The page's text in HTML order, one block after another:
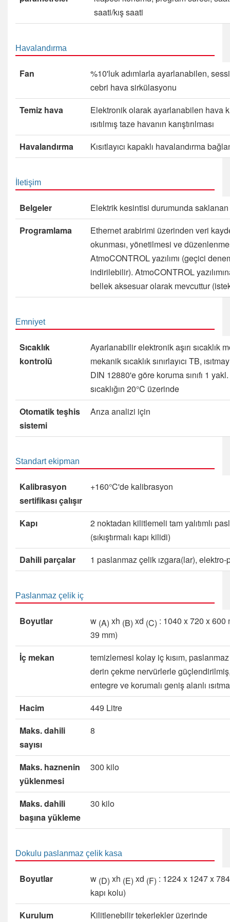
saati/kış saati
Havalandırma
Fan
%10'luk adımlarla ayarlanabilen,
cebri hava sirkülasyonu
Temiz hava
Elektronik olarak ayarlanabilen hava
ısıtılmış taze havanın karıştırılması
Havalandırma
Kısıtlayıcı kapaklı havalandırma
İletişim
Belgeler
Elektrik kesintisi durumunda
Programlama
Ethernet arabirimi üzerinden veri
okunması, yönetilmesi ve
AtmoCONTROL yazılımı (geçici
indirilebilir). AtmoCONTROL
bellek aksesuar olarak mevcuttur
Emniyet
Sıcaklık
kontrolü
Ayarlanabilir elektronik aşırı sıcaklık
mekanik sıcaklık sınırlayıcı TB,
DIN 12880'e göre koruma sınıfı 1 yakl.
sıcaklığın 20°C üzerinde
Otomatik teşhis
sistemi
Arıza analizi için
Standart ekipman
Kalibrasyon
sertifikası çalışır
+160°C'de kalibrasyon
Kapı
2 noktadan kilitlemeli tam yalıtımlı
(sıkıştırmalı kapı kilidi)
Dahili parçalar
1 paslanmaz çelik ızgara(lar), elektro-
Paslanmaz çelik iç
Boyutlar w (A) xh (B) xd (C) : 1040 x 720 x 600
39 mm)
İç mekan
temizlemesi kolay iç kısım,
derin çekme nervürlerle
entegre ve korumalı geniş alanlı ısıtma
Hacim
449 Litre
Maks.dahili
sayısı
8
Maks. haznenin
yüklenmesi
300 kilo
Maks.dahili
başına yükleme
30 kilo
Dokulu paslanmaz çelik kasa
Boyutlar w (D) xh (E) xd (F) : 1224 x 1247 x
kapı kolu)
Kurulum
Kilitlenebilir tekerlekler üzerinde